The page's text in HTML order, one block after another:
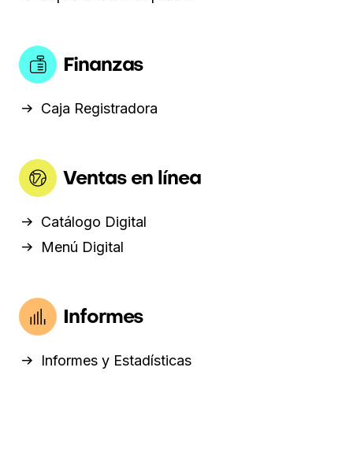
Finanzas
Caja Registradora
Ventas en línea
Catálogo Digital
Menú Digital
Informes
Informes y Estadísticas